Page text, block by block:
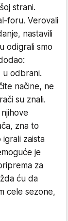
strani.
foru. Verovali
nastavili
odigrali smo
u odbrani.
načine, ne
su znali.
zna to
zaista
je
za
ću da
cele sezone,